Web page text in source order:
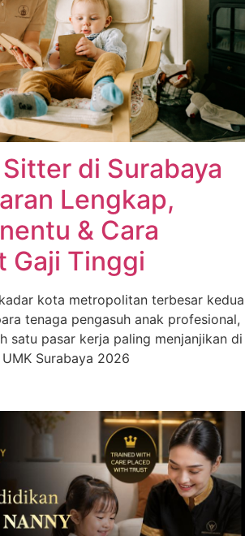
di Surabaya
Lengkap,
& Cara
Gaji Tinggi
kota metropolitan terbesar kedua
tenaga pengasuh anak profesional,
satu pasar kerja paling menjanjikan di
Surabaya 2026